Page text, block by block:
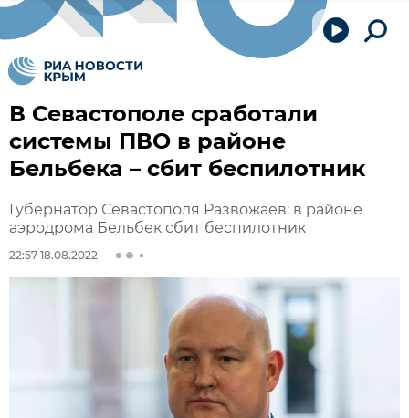
В Севастополе сработали
системы ПВО в районе
Бельбека – сбит беспилотник
Губернатор Севастополя Развожаев: в районе
аэродрома Бельбек сбит беспилотник
22:57 18.08.2022